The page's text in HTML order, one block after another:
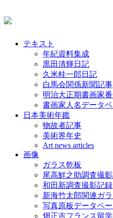
テキスト
年紀資料集成
黒田清輝日記
久米桂一郎日記
白馬会関係新聞記事
明治大正期書画家
書画家人名データ
日本美術年鑑
物故者記事
美術界年史
Art news articles
画像
ガラス乾板
尾高鮮之助調査撮
和田新調査撮影記録
新海竹太郎関連ガ
写真原板データベー
畑正吉フランス留